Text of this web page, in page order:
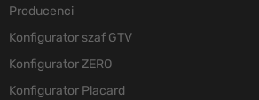
Producenci
Konfigurator szaf GTV
Konfigurator ZERO
Konfigurator Placard